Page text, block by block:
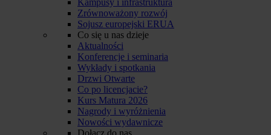
Zrównoważony rozwój
Sojusz europejski ERUA
Co się u nas dzieje
Aktualności
Konferencje i seminaria
Wykłady i spotkania
Drzwi Otwarte
Co po licencjacie?
Kurs Matura 2026
Nagrody i wyróżnienia
Nowości wydawnicze
Dołącz do nas